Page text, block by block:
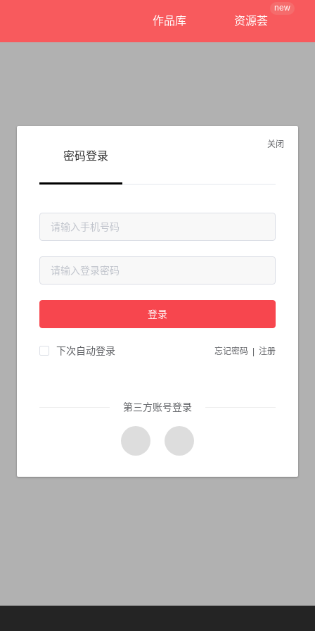
作品库 资源荟
new
抱歉!
请检查您输入的网址是否正确，或点击下面的按钮返回首页。
关闭
密码登录
登录
下次自动登录 忘记密码 | 注册
第三方账号登录